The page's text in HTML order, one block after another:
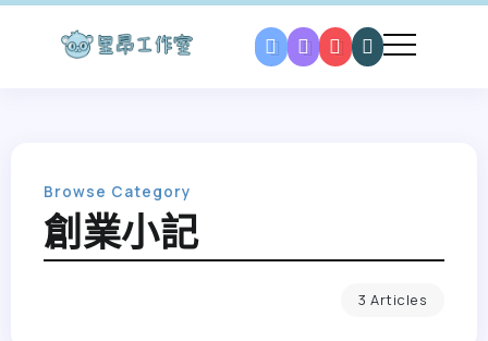
Browse Category
創業小記
3 Articles